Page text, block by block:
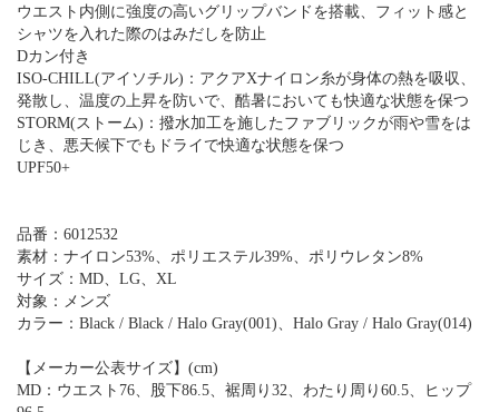
ウエスト内側に強度の高いグリップバンドを搭載、フィット感と
シャツを入れた際のはみだしを防止
Dカン付き
ISO-CHILL(アイソチル)：アクアXナイロン糸が身体の熱を吸収、
発散し、温度の上昇を防いで、酷暑においても快適な状態を保つ
STORM(ストーム)：撥水加工を施したファブリックが雨や雪をは
じき、悪天候下でもドライで快適な状態を保つ
UPF50+
品番：6012532
素材：ナイロン53%、ポリエステル39%、ポリウレタン8%
サイズ：MD、LG、XL
対象：メンズ
カラー：Black / Black / Halo Gray(001)、Halo Gray / Halo Gray(014)
【メーカー公表サイズ】(cm)
MD：ウエスト76、股下86.5、裾周り32、わたり周り60.5、ヒップ